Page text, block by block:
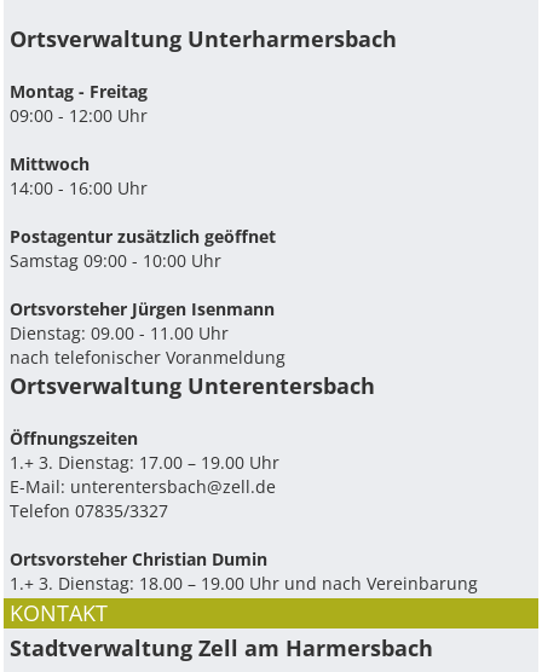
Ortsverwaltung Unterharmersbach
Montag - Freitag
09:00 - 12:00 Uhr
Mittwoch
14:00 - 16:00 Uhr
Postagentur zusätzlich geöffnet
Samstag 09:00 - 10:00 Uhr
Ortsvorsteher Jürgen Isenmann
Dienstag: 09.00 - 11.00 Uhr
nach telefonischer Voranmeldung
Ortsverwaltung Unterentersbach
Ö­ffnungszeiten
1.+ 3. Dienstag: 17.00 – 19.00 Uhr
E-Mail: unterentersbach@zell.de
Telefon 07835/3327
Ortsvorsteher Christian Dumin
1.+ 3. Dienstag: 18.00 – 19.00 Uhr und nach Vereinbarung
KONTAKT
Stadtverwaltung Zell am Harmersbach